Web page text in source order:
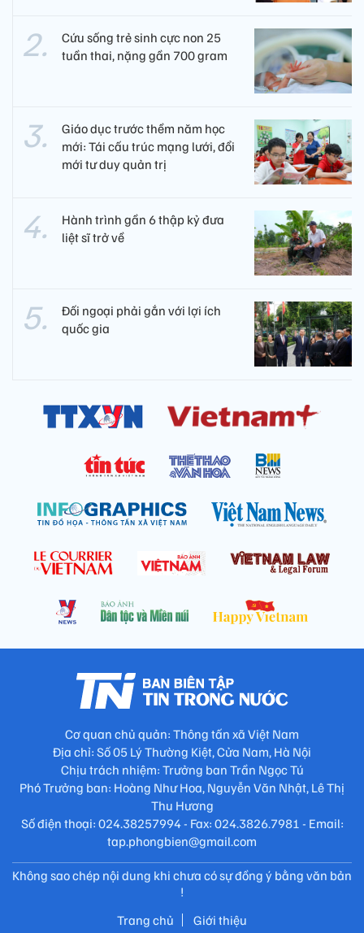
Cứu sống trẻ sinh cực non 25
tuần thai, nặng gần 700 gram
Giáo dục trước thềm năm học
mới: Tái cấu trúc mạng lưới, đổi
mới tư duy quản trị
Hành trình gần 6 thập kỷ đưa
liệt sĩ trở về
Đối ngoại phải gắn với lợi ích
quốc gia
Cơ quan chủ quản: Thông tấn xã Việt Nam
Địa chỉ: Số 05 Lý Thường Kiệt, Cửa Nam, Hà Nội
Chịu trách nhiệm: Trưởng ban Trần Ngọc Tú
Phó Trưởng ban: Hoàng Như Hoa, Nguyễn Văn Nhật, Lê Thị
Thu Hương
Số điện thoại: 024.38257994 - Fax: 024.3826.7981 - Email:
tap.phongbien@gmail.com
Không sao chép nội dung khi chưa có sự đồng ý bằng văn bản
!
Trang chủ
Giới thiệu